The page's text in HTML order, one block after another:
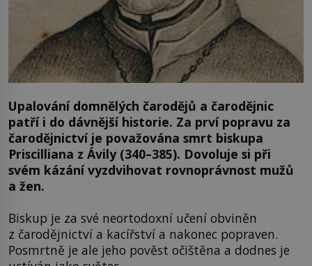
Upalování domnělých čarodějů a čarodějnic
patří i do dávnější historie. Za prví popravu za
čarodějnictví je považována smrt biskupa
Priscilliana z Ávily (340–385). Dovoluje si při
svém kázání vyzdvihovat rovnoprávnost mužů
a žen.
Biskup je za své neortodoxní učení obviněn
z čarodějnictví a kacířství a nakonec popraven.
Posmrtně je ale jeho pověst očištěna a dodnes je